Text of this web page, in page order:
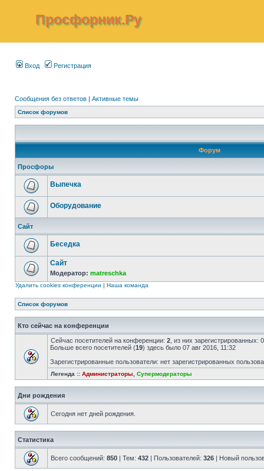
Просфорник.Ру
Вход Регистрация
Сообщения без ответов | Активные темы
Список форумов
Форум
Просфоры
Выпечка
Оборудование
Сайт
Беседка
Сайт
Модератор: matreschka
Удалить cookies конференции | Наша команда
Список форумов
Кто сейчас на конференции
Сейчас посетителей на конференции: 2 , из них
Больше всего посетителей (19) здесь было 07 авг 2016, 11:32
Зарегистрированные пользователи: нет зарегистрированных
Легенда :: Администраторы Супермодераторы
Дни рождения
Сегодня нет дней рождения.
Статистика
Всего сообщений: 850 | Тем: 432 | Пользователей: 326 | Новый